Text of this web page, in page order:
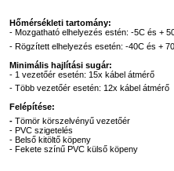
Hőmérsékleti tartomány:
- Mozgatható elhelyezés estén: -5C és +
- Rögzített elhelyezés esetén: -40C és +
Minimális hajlítási sugár:
- 1 vezetőér esetén: 15x kábel átmérő
- Több vezetőér esetén: 12x kábel átmérő
Felépítése:
- Tömör körszelvényű vezetőér
- PVC szigetelés
- Belső kitöltő köpeny
- Fekete színű PVC külső köpeny